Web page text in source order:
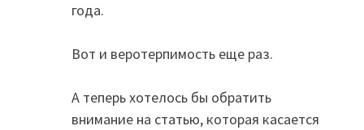
года.
Вот и веротерпимость еще раз.
А теперь хотелось бы обратить
внимание на статью, которая касается